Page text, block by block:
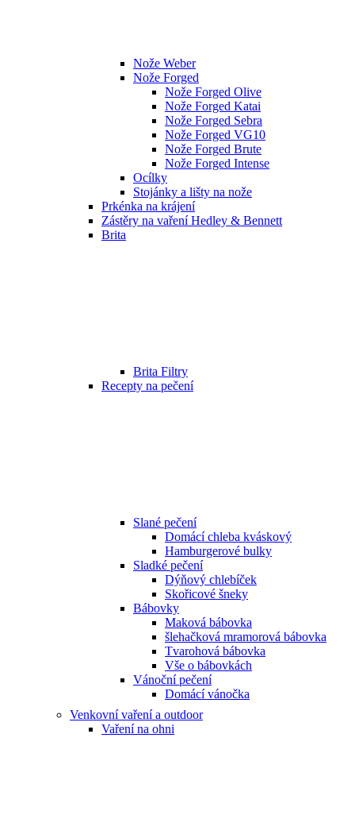
Nože Weber
Nože Forged
Nože Forged Olive
Nože Forged Katai
Nože Forged Sebra
Nože Forged VG10
Nože Forged Brute
Nože Forged Intense
Ocílky
Stojánky a lišty na nože
Prkénka na krájení
Zástěry na vaření Hedley & Bennett
Brita
Brita Filtry
Recepty na pečení
Slané pečení
Domácí chleba kváskový
Hamburgerové bulky
Sladké pečení
Dýňový chlebíček
Skořicové šneky
Bábovky
Maková bábovka
šlehačková mramorová bábovka
Tvarohová bábovka
Vše o bábovkách
Vánoční pečení
Domácí vánočka
Venkovní vaření a outdoor
Vaření na ohni